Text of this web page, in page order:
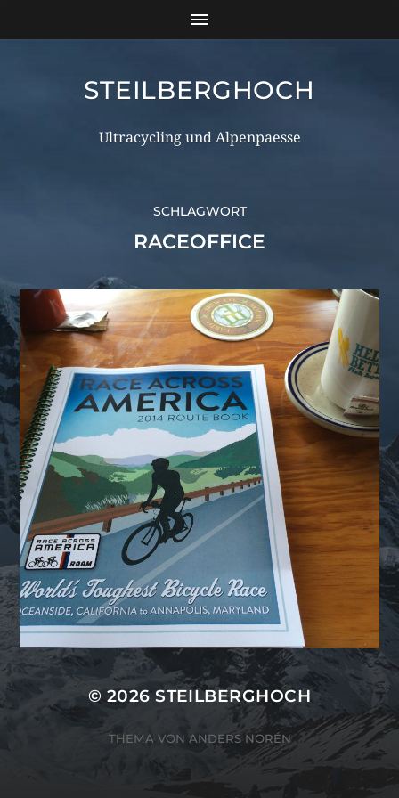
STEILBERGHOCH
Ultracycling und Alpenpaesse
SCHLAGWORT
RACEOFFICE
© 2026STEILBERGHOCH
THEMA VON ANDERS NORÉN